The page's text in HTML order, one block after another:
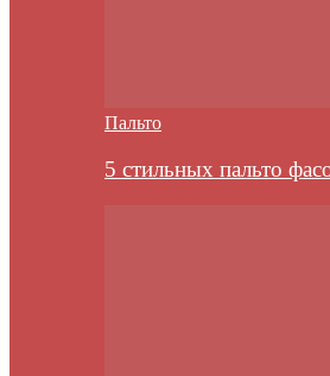
Пальто
5 стильных пальто